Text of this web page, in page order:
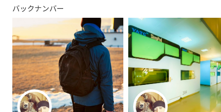
バックナンバー